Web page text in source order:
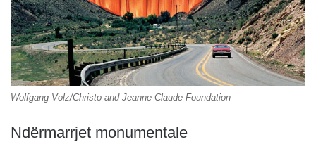
Wolfgang Volz/Christo and Jeanne-Claude Foundation
Ndërmarrjet monumentale